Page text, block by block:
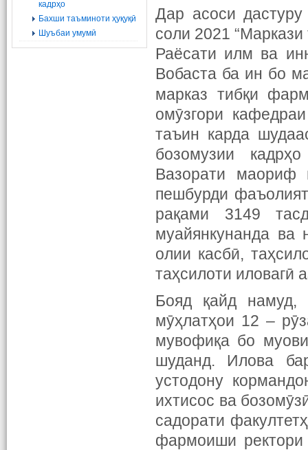
кадрҳо
Бахши таъминоти ҳуқуқӣ
Шуъбаи умумӣ
Дар асоси
соли 2021
Раёсати илм ва
Вобаста ба ин бо
марказ тибқи
омӯзгори
таъин карда
бозомузии
Вазорати маориф
пешбурди
рақами 3149
муайянкунанда ва
олии касбӣ,
таҳсилоти иловагӣ
Бояд қайд
мӯҳлатҳои 12 –
мувофиқа бо
шуданд. Илова
устодону
ихтисос ва
садорати
фармоиши